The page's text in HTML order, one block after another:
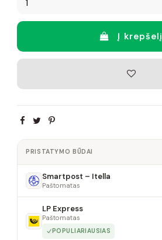
Į krepšelį
PRISTATYMO BŪDAI
Smartpost – Itella
Paštomatas
LP Express
Paštomatas
POPULIARIAUSIAS